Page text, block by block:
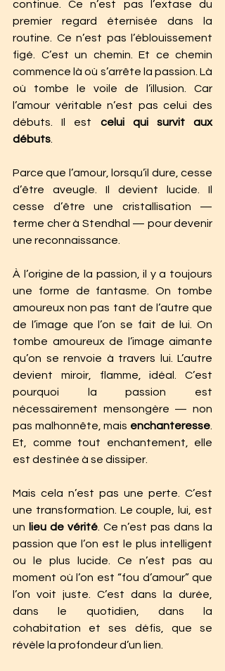
continue. Ce n’est pas l’extase du
premier regard éternisée dans la
routine. Ce n’est pas l’éblouissement
figé. C’est un chemin. Et ce chemin
commence là où s’arrête la passion. Là
où tombe le voile de l’illusion. Car
l’amour véritable n’est pas celui des
débuts. Il est celui qui survit aux
débuts
Parce que l’amour, lorsqu’il dure, cesse
d’être aveugle. Il devient lucide. Il
cesse d’être une cristallisation —
terme cher à Stendhal — pour devenir
une reconnaissance.
À l’origine de la passion, il y a toujours
une forme de fantasme. On tombe
amoureux non pas tant de l’autre que
de l’image que l’on se fait de lui. On
tombe amoureux de l’image aimante
qu’on se renvoie à travers lui. L’autre
devient miroir, flamme, idéal. C’est
pourquoi la passion est
nécessairement mensongère — non
pas malhonnête, mais enchanteresse
Et, comme tout enchantement, elle
est destinée à se dissiper.
Mais cela n’est pas une perte. C’est
une transformation. Le couple, lui, est
un lieu de vérité. Ce n’est pas dans la
passion que l’on est le plus intelligent
ou le plus lucide. Ce n’est pas au
moment où l’on est “fou d’amour” que
l’on voit juste. C’est dans la durée,
dans le quotidien, dans la
cohabitation et ses défis, que se
révèle la profondeur d’un lien.